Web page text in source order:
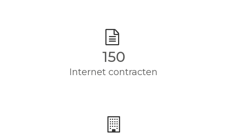
150
Internet contracten